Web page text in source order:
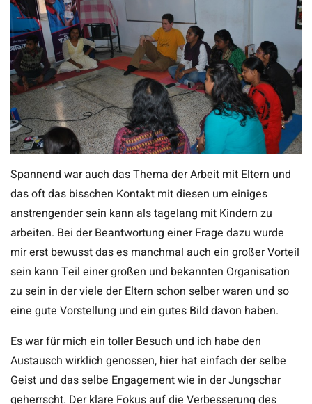
Spannend war auch das Thema der Arbeit mit Eltern und
das oft das bisschen Kontakt mit diesen um einiges
anstrengender sein kann als tagelang mit Kindern zu
arbeiten. Bei der Beantwortung einer Frage dazu wurde
mir erst bewusst das es manchmal auch ein großer Vorteil
sein kann Teil einer großen und bekannten Organisation
zu sein in der viele der Eltern schon selber waren und so
eine gute Vorstellung und ein gutes Bild davon haben.
Es war für mich ein toller Besuch und ich habe den
Austausch wirklich genossen, hier hat einfach der selbe
Geist und das selbe Engagement wie in der Jungschar
geherrscht. Der klare Fokus auf die Verbesserung des